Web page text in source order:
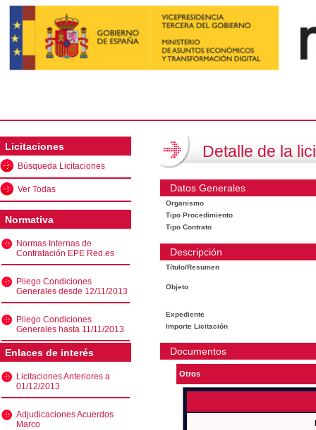
Licitaciones
Búsqueda Licitaciones
Ver Todas
Normativa
Normas Internas de
Contratación EPE Red.es
Pliego Condiciones
Generales desde 12/11/2013
Pliego Condiciones
Generales hasta 11/11/2013
Enlaces de interés
Licitaciones Anteriores a
01/12/2013
Adjudicaciones Acuerdos
Marco
Detalle de la
Datos Generales
Organismo
Tipo Procedimiento
Tipo Contrato
Descripción
Título/Resumen
Objeto
Expediente
Importe Licitación
Documentos
Otros